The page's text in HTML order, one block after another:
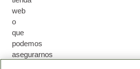
web
o
que
podemos
asegurarnos